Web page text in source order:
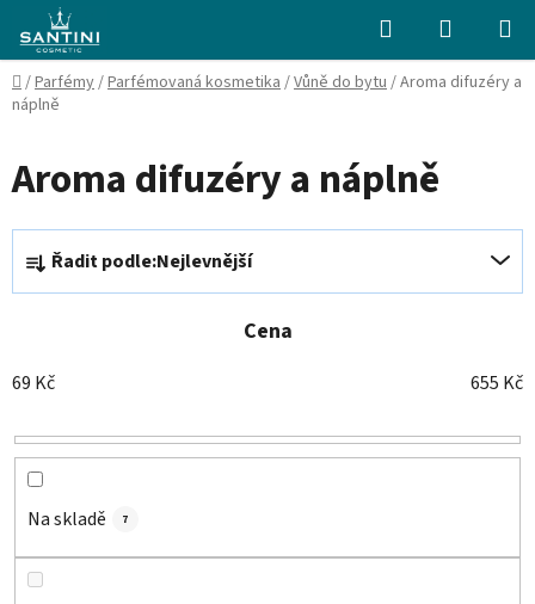
obsah
Hledat
KOŠÍK
Domů
/Parfémy/Parfémovaná kosmetika/Vůně do bytu/Aroma difuzéry a
náplně
Aroma difuzéry a náplně
Ř
z
n
í
p
r
u
Řadit podle:Nejlevnější
Cena
69 Kč 655 Kč
Na skladě 7